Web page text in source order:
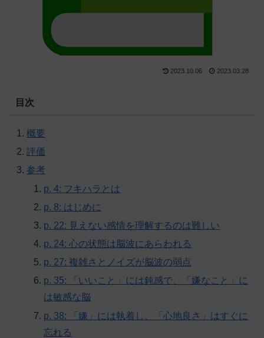
2023.10.06 2023.03.28
目次
概要
評価
参考
p. 4: フキハラとは
p. 8: はじめに
p. 22: 見えない感情を理解するのは難しい
p. 24: 心の状態は脳波にあらわれる
p. 27: 複雑さとノイズが脳波の弱点
p. 35: 「いいこと」には鈍感で、「嫌なこと」に
は敏感な脳
p. 38: 「嫌」には執着し、「心地良さ」はすぐに
忘れる